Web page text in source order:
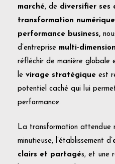
marché, de diversifier ses
transformation numérique
performance business,
d’entreprise multi-
réfléchir de manière globale
le virage stratégique est
potentiel caché qui lui
performance.
La transformation attendue
minutieuse, l’établissement d’
clairs et partagés, et une